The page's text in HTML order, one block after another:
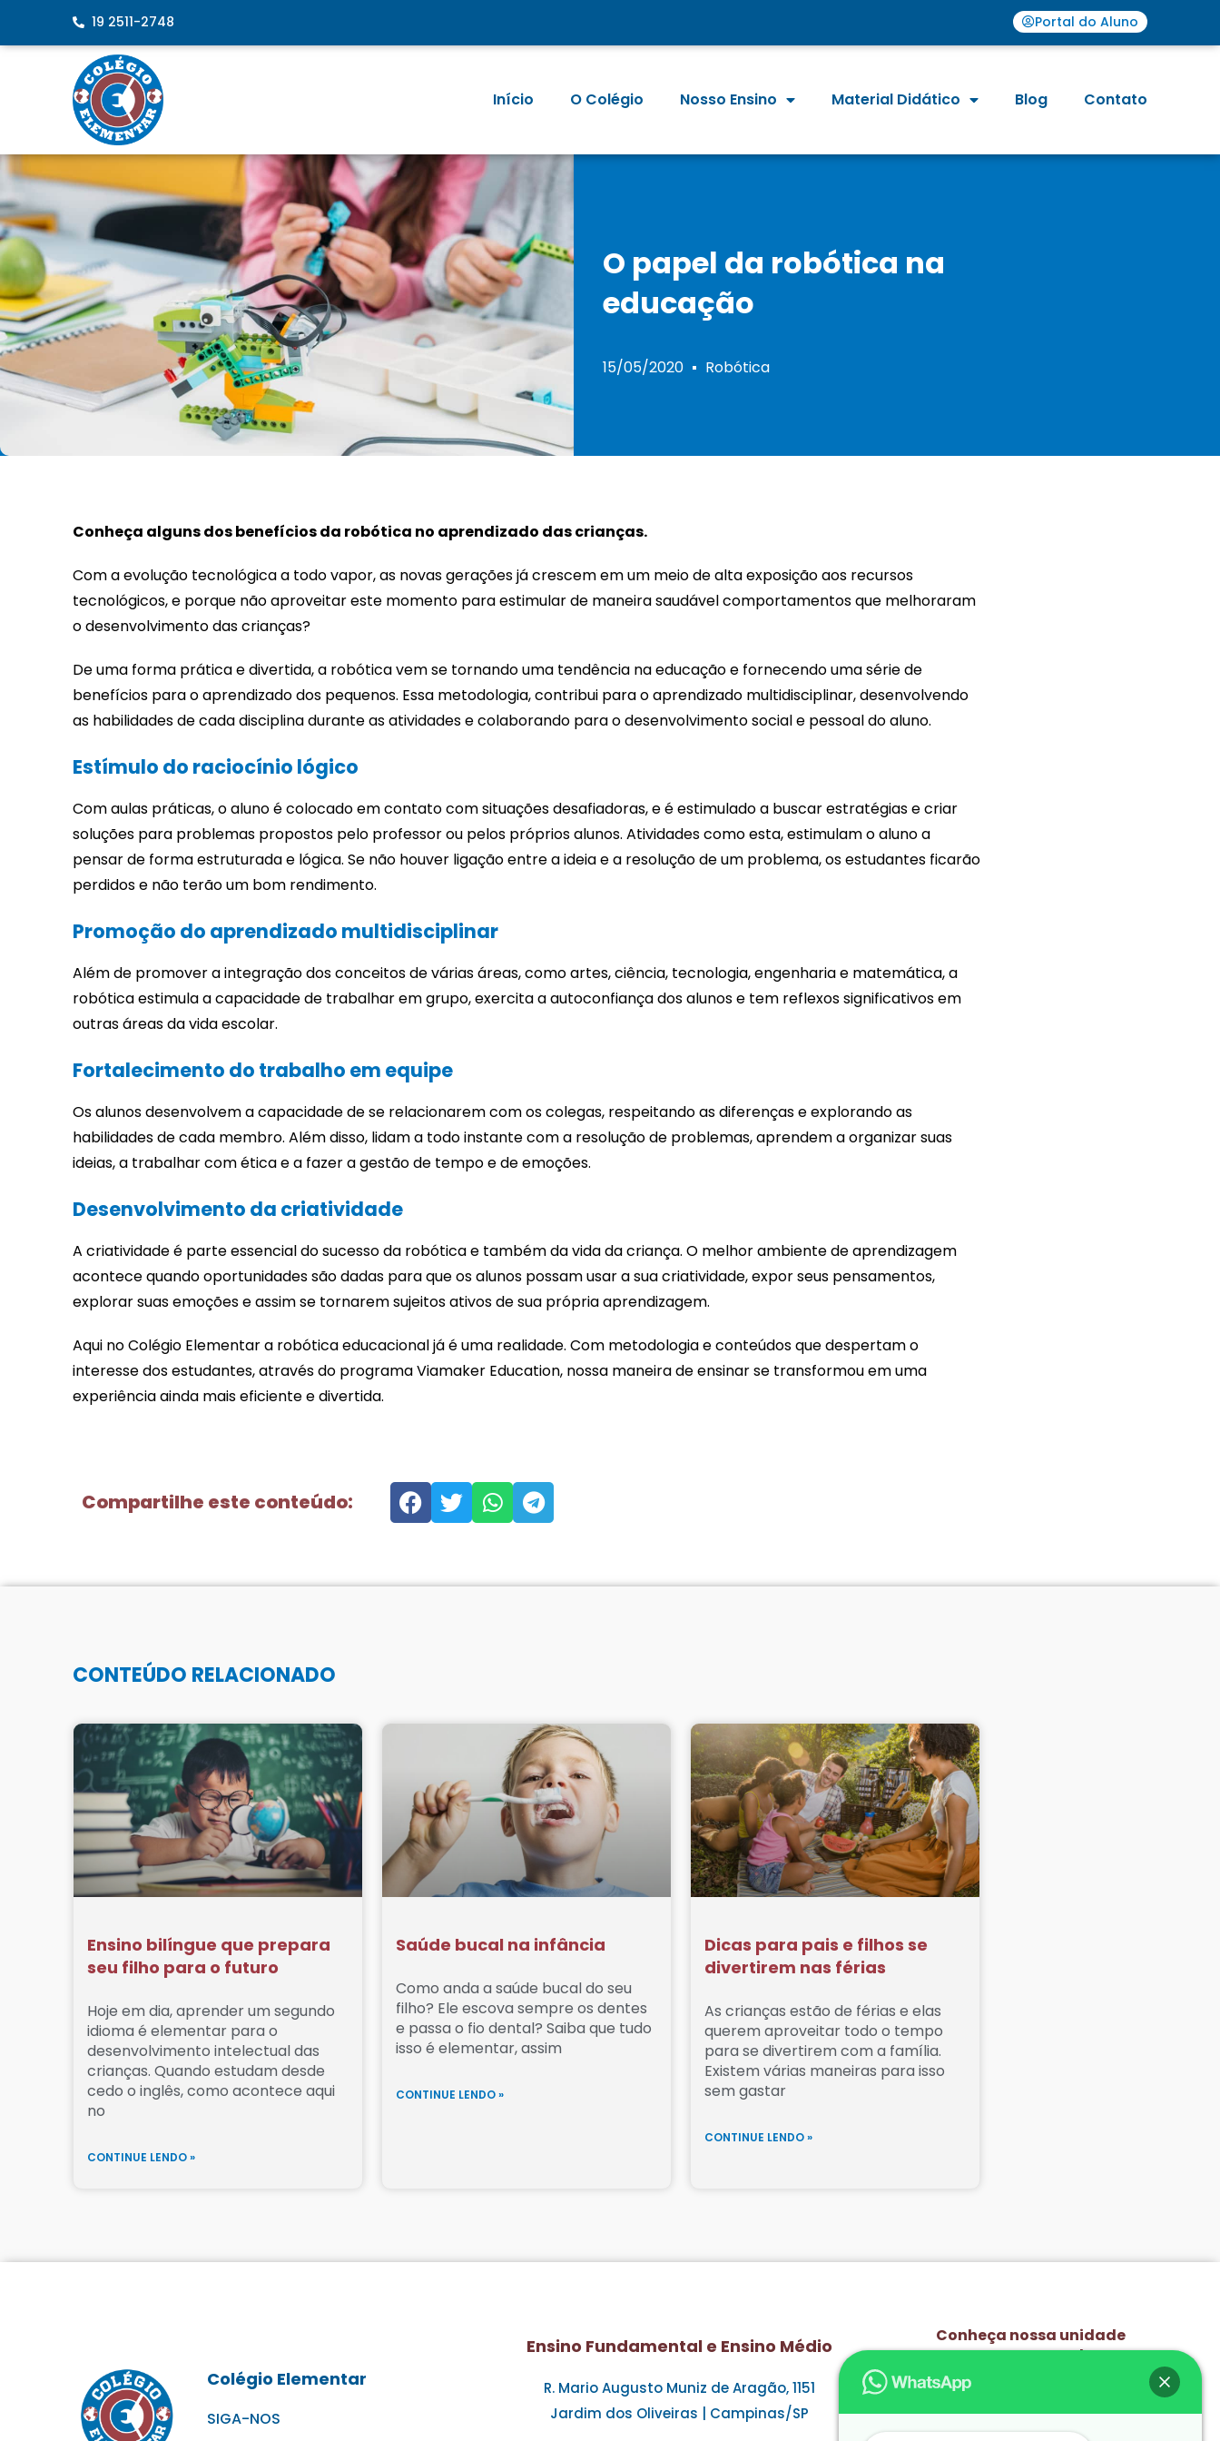
19 2511-2748 Portal do Aluno
Início O Colégio Nosso Ensino Material Didático Blog Contato
O papel da robótica na
educação
15/05/2020 Robótica
Conheça alguns dos benefícios da robótica no aprendizado das crianças.
Com a evolução tecnológica a todo vapor, as novas gerações já crescem em um meio de alta exposição aos recursos
tecnológicos, e porque não aproveitar este momento para estimular de maneira saudável comportamentos que melhoraram
o desenvolvimento das crianças?
De uma forma prática e divertida, a robótica vem se tornando uma tendência na educação e fornecendo uma série de
benefícios para o aprendizado dos pequenos. Essa metodologia, contribui para o aprendizado multidisciplinar, desenvolvendo
as habilidades de cada disciplina durante as atividades e colaborando para o desenvolvimento social e pessoal do aluno.
Estímulo do raciocínio lógico
Com aulas práticas, o aluno é colocado em contato com situações desafiadoras, e é estimulado a buscar estratégias e criar
soluções para problemas propostos pelo professor ou pelos próprios alunos. Atividades como esta, estimulam o aluno a
pensar de forma estruturada e lógica. Se não houver ligação entre a ideia e a resolução de um problema, os estudantes ficarão
perdidos e não terão um bom rendimento.
Promoção do aprendizado multidisciplinar
Além de promover a integração dos conceitos de várias áreas, como artes, ciência, tecnologia, engenharia e matemática, a
robótica estimula a capacidade de trabalhar em grupo, exercita a autoconfiança dos alunos e tem reflexos significativos em
outras áreas da vida escolar.
Fortalecimento do trabalho em equipe
Os alunos desenvolvem a capacidade de se relacionarem com os colegas, respeitando as diferenças e explorando as
habilidades de cada membro. Além disso, lidam a todo instante com a resolução de problemas, aprendem a organizar suas
ideias, a trabalhar com ética e a fazer a gestão de tempo e de emoções.
Desenvolvimento da criatividade
A criatividade é parte essencial do sucesso da robótica e também da vida da criança. O melhor ambiente de aprendizagem
acontece quando oportunidades são dadas para que os alunos possam usar a sua criatividade, expor seus pensamentos,
explorar suas emoções e assim se tornarem sujeitos ativos de sua própria aprendizagem.
Aqui no Colégio Elementar a robótica educacional já é uma realidade. Com metodologia e conteúdos que despertam o
interesse dos estudantes, através do programa Viamaker Education, nossa maneira de ensinar se transformou em uma
experiência ainda mais eficiente e divertida.
Compartilhe este conteúdo:
CONTEÚDO RELACIONADO
Ensino bilíngue que prepara
seu filho para o futuro
Hoje em dia, aprender um segundo
idioma é elementar para o
desenvolvimento intelectual das
crianças. Quando estudam desde
cedo o inglês, como acontece aqui
no
CONTINUE LENDO »
Saúde bucal na infância
Como anda a saúde bucal do seu
filho? Ele escova sempre os dentes
e passa o fio dental? Saiba que tudo
isso é elementar, assim
CONTINUE LENDO »
Dicas para pais e filhos se
divertirem nas férias
As crianças estão de férias e elas
querem aproveitar todo o tempo
para se divertirem com a família.
Existem várias maneiras para isso
sem gastar
CONTINUE LENDO »
Colégio Elementar
SIGA-NOS
Ensino Fundamental e Ensino Médio
R. Mario Augusto Muniz de Aragão, 1151
Jardim dos Oliveiras | Campinas/SP
Conheça nossa unidade
Pequeno Mundo